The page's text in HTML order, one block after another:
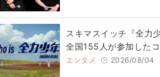
スキマスイッチ『全力
全国155人が参加した
エンタメ 2026/08/04